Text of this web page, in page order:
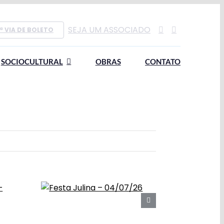
VIA DE BOLETO SEJA UM ASSOCIADO
SOCIOCULTURAL OBRAS CONTATO